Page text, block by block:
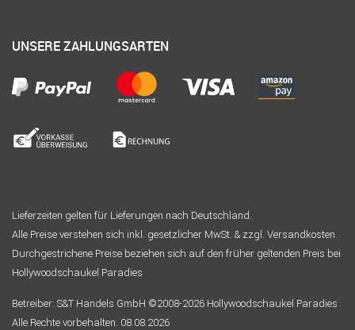
UNSERE ZAHLUNGSARTEN
Lieferzeiten gelten für Lieferungen nach Deutschland.
Alle Preise verstehen sich inkl. gesetzlicher MwSt. & zzgl. Versandkosten.
Durchgestrichene Preise beziehen sich auf den früher geltenden Preis bei
Hollywoodschaukel Paradies
Betreiber: S&T Handels GmbH ©2008-2026 Hollywoodschaukel Paradies
Alle Rechte vorbehalten. 08.08.2026